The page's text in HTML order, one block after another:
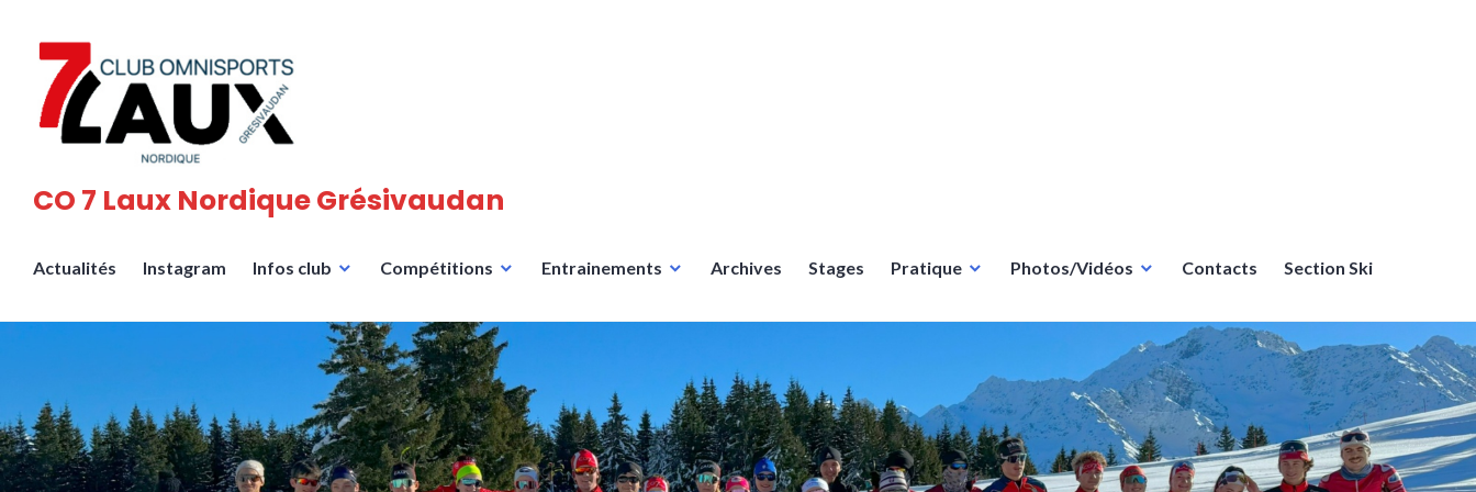
contenu
principal
CO 7 Laux Nordique Grésivaudan
Actualités Instagram Infos club Compétitions Entrainements Archives Stages Pratique Photos/Vidéos Contacts Section Ski